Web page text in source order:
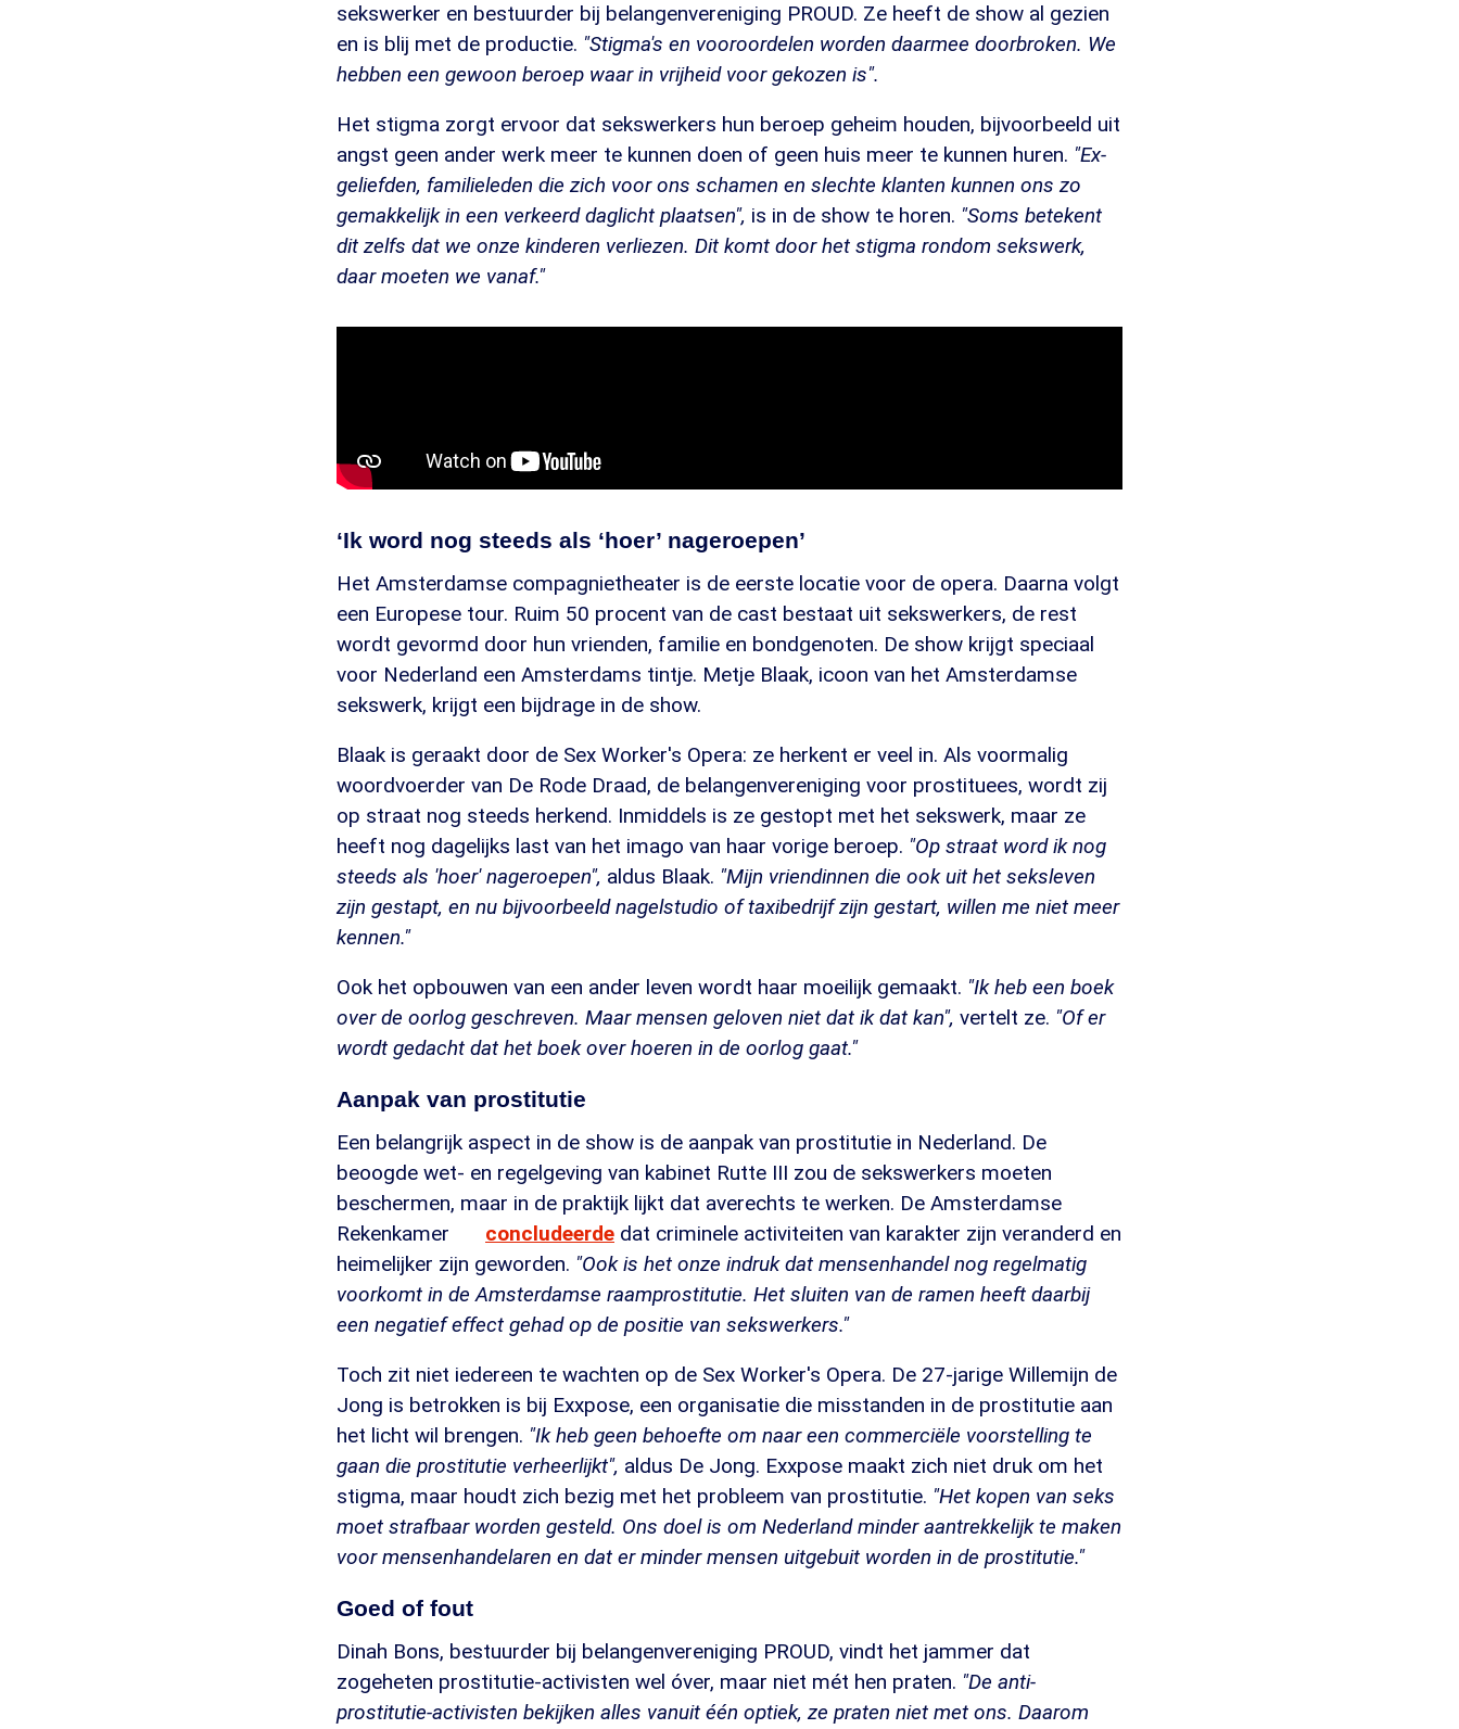
sekswerker en bestuurder bij belangenvereniging PROUD. Ze heeft de show al gezien
en is blij met de productie. "Stigma's en vooroordelen worden daarmee doorbroken. We
hebben een gewoon beroep waar in vrijheid voor gekozen is".
Het stigma zorgt ervoor dat sekswerkers hun beroep geheim houden, bijvoorbeeld uit
angst geen ander werk meer te kunnen doen of geen huis meer te kunnen huren. "Ex-
geliefden, familieleden die zich voor ons schamen en slechte klanten kunnen ons zo
gemakkelijk in een verkeerd daglicht plaatsen", is in de show te horen. "Soms betekent
dit zelfs dat we onze kinderen verliezen. Dit komt door het stigma rondom sekswerk,
daar moeten we vanaf."
‘Ik word nog steeds als ‘hoer’ nageroepen’
Het Amsterdamse compagnietheater is de eerste locatie voor de opera. Daarna volgt
een Europese tour. Ruim 50 procent van de cast bestaat uit sekswerkers, de rest
wordt gevormd door hun vrienden, familie en bondgenoten. De show krijgt speciaal
voor Nederland een Amsterdams tintje. Metje Blaak, icoon van het Amsterdamse
sekswerk, krijgt een bijdrage in de show.
Blaak is geraakt door de Sex Worker's Opera: ze herkent er veel in. Als voormalig
woordvoerder van De Rode Draad, de belangenvereniging voor prostituees, wordt zij
op straat nog steeds herkend. Inmiddels is ze gestopt met het sekswerk, maar ze
heeft nog dagelijks last van het imago van haar vorige beroep. "Op straat word ik nog
steeds als 'hoer' nageroepen", aldus Blaak. "Mijn vriendinnen die ook uit het seksleven
zijn gestapt, en nu bijvoorbeeld nagelstudio of taxibedrijf zijn gestart, willen me niet meer
kennen."
Ook het opbouwen van een ander leven wordt haar moeilijk gemaakt. "Ik heb een boek
over de oorlog geschreven. Maar mensen geloven niet dat ik dat kan", vertelt ze. "Of er
wordt gedacht dat het boek over hoeren in de oorlog gaat."
Aanpak van prostitutie
Een belangrijk aspect in de show is de aanpak van prostitutie in Nederland. De
beoogde wet- en regelgeving van kabinet Rutte III zou de sekswerkers moeten
beschermen, maar in de praktijk lijkt dat averechts te werken. De Amsterdamse
Rekenkamer
concludeerde dat criminele activiteiten van karakter zijn veranderd en
heimelijker zijn geworden. "Ook is het onze indruk dat mensenhandel nog regelmatig
voorkomt in de Amsterdamse raamprostitutie. Het sluiten van de ramen heeft daarbij
een negatief effect gehad op de positie van sekswerkers."
Toch zit niet iedereen te wachten op de Sex Worker's Opera. De 27-jarige Willemijn de
Jong is betrokken is bij Exxpose, een organisatie die misstanden in de prostitutie aan
het licht wil brengen. "Ik heb geen behoefte om naar een commerciële voorstelling te
gaan die prostitutie verheerlijkt", aldus De Jong. Exxpose maakt zich niet druk om het
stigma, maar houdt zich bezig met het probleem van prostitutie. "Het kopen van seks
moet strafbaar worden gesteld. Ons doel is om Nederland minder aantrekkelijk te maken
voor mensenhandelaren en dat er minder mensen uitgebuit worden in de prostitutie."
Goed of fout
Dinah Bons, bestuurder bij belangenvereniging PROUD, vindt het jammer dat
zogeheten prostitutie-activisten wel óver, maar niet mét hen praten. "De anti-
prostitutie-activisten bekijken alles vanuit één optiek, ze praten niet met ons. Daarom